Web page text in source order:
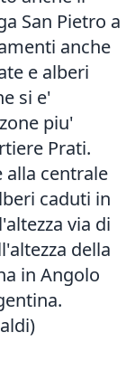
San Pietro a
anche
e alberi
si e'
piu'
Prati.
alla centrale
caduti in
via di
della
in Angolo